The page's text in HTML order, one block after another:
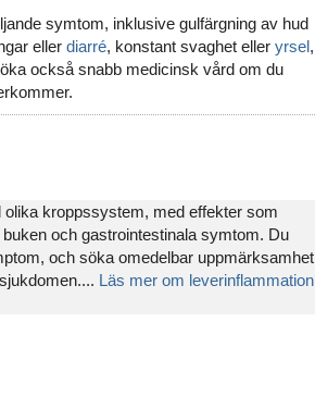
symtom, inklusive gulfärgning av hud
eller diarré, konstant svaghet eller yrsel,
också snabb medicinsk vård om du
kroppssystem, med effekter som
och gastrointestinala symtom. Du
och söka omedelbar uppmärksamhet
Läs mer om leverinflammation